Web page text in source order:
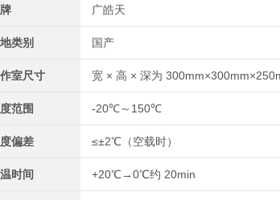
广皓天
类别 国产
室尺寸 宽 × 高 × 深为
范围 -20℃～150℃
偏差 ≤±2℃（空载时）
时间 +20℃→0℃约 20min